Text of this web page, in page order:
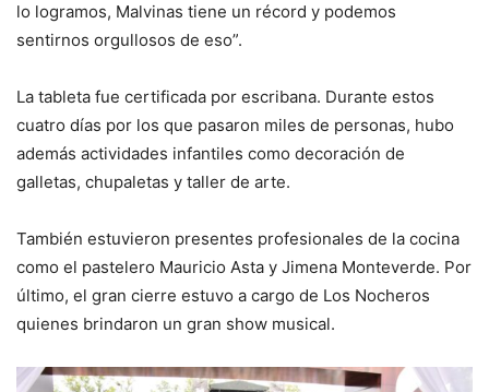
lo logramos, Malvinas tiene un récord y podemos
sentirnos orgullosos de eso”.
La tableta fue certificada por escribana. Durante estos
cuatro días por los que pasaron miles de personas, hubo
además actividades infantiles como decoración de
galletas, chupaletas y taller de arte.
También estuvieron presentes profesionales de la cocina
como el pastelero Mauricio Asta y Jimena Monteverde. Por
último, el gran cierre estuvo a cargo de Los Nocheros
quienes brindaron un gran show musical.